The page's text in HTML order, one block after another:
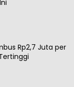
Rp2,7 Juta per